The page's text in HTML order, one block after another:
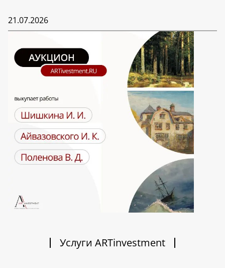
21.07.2026
Услуги ARTinvestment